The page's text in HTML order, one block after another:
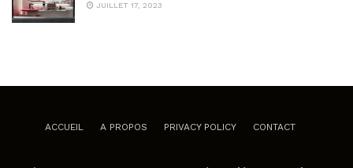
JUILLET 17, 2023
ACCUEIL A PROPOS PRIVACY POLICY CONTACT